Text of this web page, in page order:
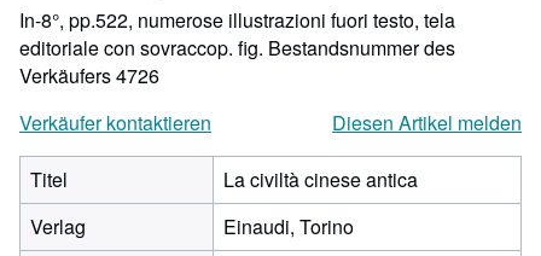
In-8°, pp.522, numerose illustrazioni fuori testo, tela
editoriale con sovraccop. fig. Bestandsnummer des
Verkäufers 4726
Verkäufer kontaktieren
Diesen Artikel melden
Titel
La civiltà cinese antica
Verlag
Einaudi, Torino